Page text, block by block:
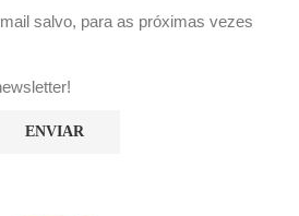
salvo, para as próximas vezes